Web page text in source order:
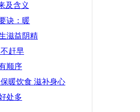
及含义
诀：暖
滋益阴精
赶早
顺序
暖饮食 滋补身心
处多